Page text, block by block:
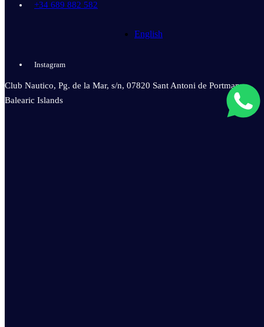
+34 689 882 582
English
Instagram
Club Nautico, Pg. de la Mar, s/n, 07820 Sant Antoni de Portmany,
Balearic Islands